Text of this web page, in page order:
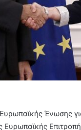
Ένωσης
Ευρωπαϊκής